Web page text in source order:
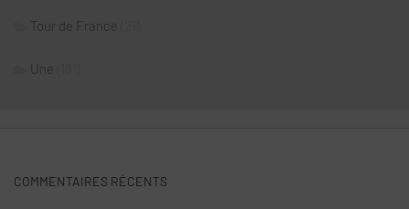
Tour de France
Une
COMMENTAIRES RÉCENTS